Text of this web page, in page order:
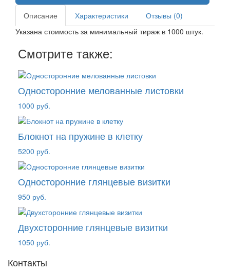
Описание Характеристики
Отзывы (0)
Указана стоимость за минимальный тираж в 1000 штук.
Смотрите также:
Односторонние мелованные листовки
1000 руб.
Блокнот на пружине в клетку
5200 руб.
Односторонние глянцевые визитки
950 руб.
Двухсторонние глянцевые визитки
1050 руб.
Контакты